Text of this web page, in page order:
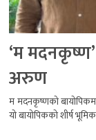
‘म
अरुण
म मदनकृष्णको
यो बायोपिकको शीर्ष